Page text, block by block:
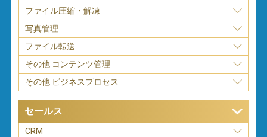
ファイル圧縮・解凍
写真管理
ファイル転送
その他 コンテンツ管理
その他 ビジネスプロセス
セールス
CRM